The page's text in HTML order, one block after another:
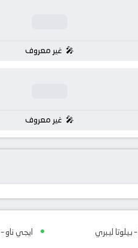
غير معروف
غير معروف
ايجي ناو – EgyNow